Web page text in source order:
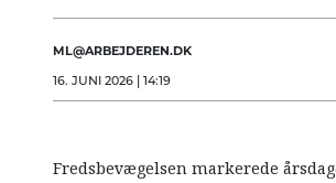
ML@ARBEJDEREN.DK
16. JUNI 2026 | 14:19
Fredsbevægelsen markerede